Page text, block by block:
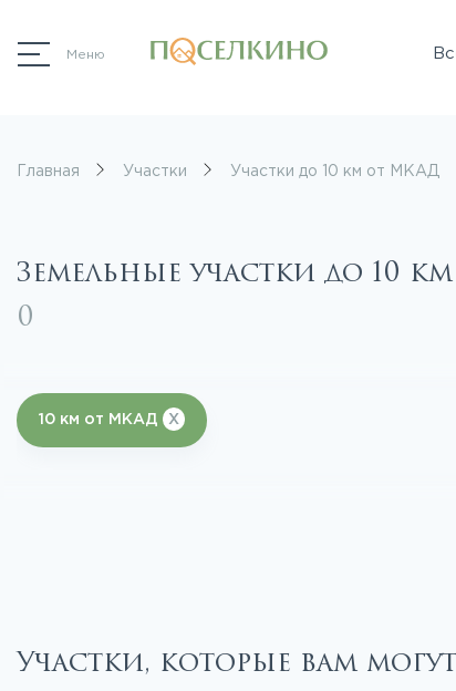
Меню
Главная Участки Участки до 10 км от МКАД
Земельные участки до 10
0
10 км от МКАД X
Участки, которые вам